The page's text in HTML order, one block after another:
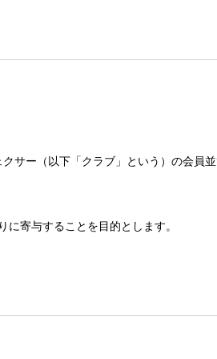
サー（以下「クラブ」という）の会員
寄与することを目的とします。